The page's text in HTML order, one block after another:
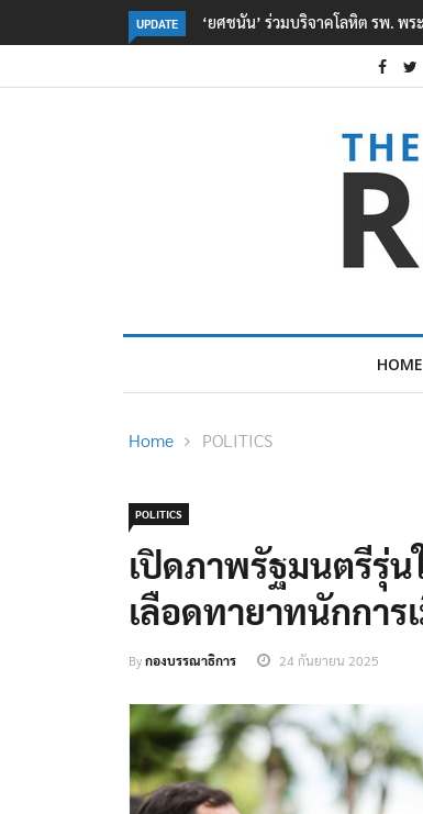
UPDATE ตร. อยู่ระหว่างสอบสวนแรงจูงใจ เ
HOME
Home POLITICS
POLITICS
เปิดภาพรัฐมนตรีรุ่
เลือดทายาทนักการ
Byกองบรรณาธิการ 24 กันยายน 2025